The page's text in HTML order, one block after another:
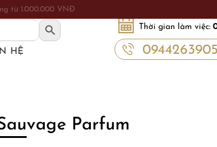
từ 1.000.000 VNĐ
SEARCH BUTTON
HỆ
Thời gian làm việc:
0944263905
Parfum